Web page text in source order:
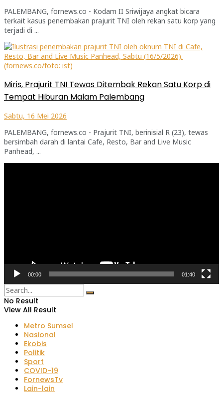
PALEMBANG, fornews.co - Kodam II Sriwijaya angkat bicara
terkait kasus penembakan prajurit TNI oleh rekan satu korp yang
terjadi di ...
Miris, Prajurit TNI Tewas Ditembak Rekan Satu Korp di
Tempat Hiburan Malam Palembang
Sabtu, 16 Mei 2026
PALEMBANG, fornews.co - Prajurit TNI, berinisial R (23), tewas
bersimbah darah di lantai Cafe, Resto, Bar and Live Music
Panhead, ...
00:00 01:40
No Result
View All Result
Metro Sumsel
Nasional
Ekobis
Politik
Sport
COVID-19
FornewsTv
Lain-lain